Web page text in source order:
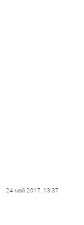
24 май 2017, 13:37